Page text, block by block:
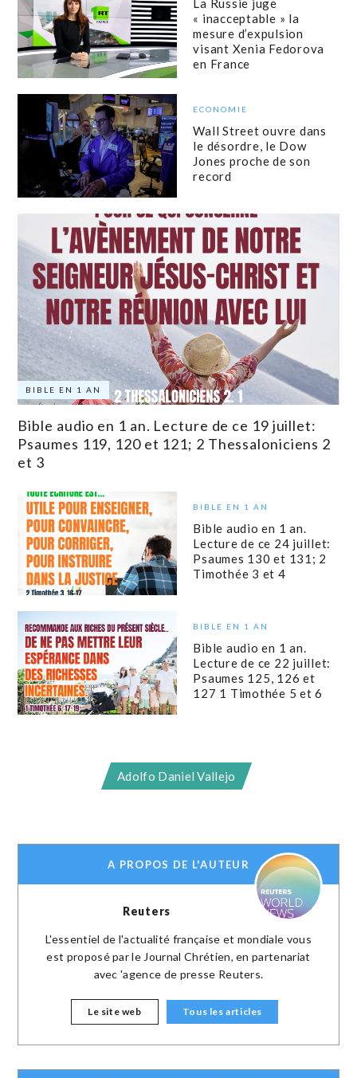
La Russie juge
« inacceptable » la
mesure d’expulsion
visant Xenia Fedorova
en France
ECONOMIE
Wall Street ouvre dans
le désordre, le Dow
Jones proche de son
record
BIBLE EN 1 AN
Bible audio en 1 an. Lecture de ce 19 juillet:
Psaumes 119, 120 et 121; 2 Thessaloniciens 2
et 3
BIBLE EN 1 AN
Bible audio en 1 an.
Lecture de ce 24 juillet:
Psaumes 130 et 131; 2
Timothée 3 et 4
BIBLE EN 1 AN
Bible audio en 1 an.
Lecture de ce 22 juillet:
Psaumes 125, 126 et
127 1 Timothée 5 et 6
Adolfo Daniel Vallejo
A PROPOS DE L'AUTEUR
Reuters
L'essentiel de l'actualité française et mondiale vous
est proposé par le Journal Chrétien, en partenariat
avec 'agence de presse Reuters.
Le site web Tous les articles